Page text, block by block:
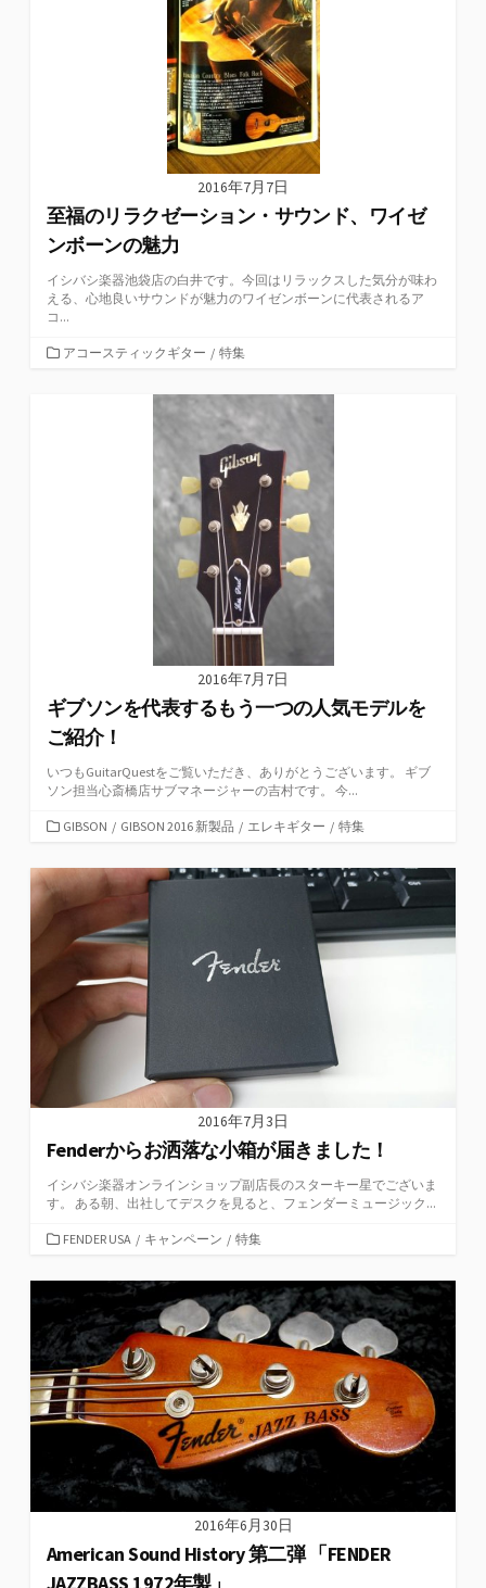
2016年7月7日
至福のリラクゼーション・サウンド、ワイゼ
ンボーンの魅力
イシバシ楽器池袋店の白井です。今回はリラックスした気分が味わ
える、心地良いサウンドが魅力のワイゼンボーンに代表されるア
コ...
カアコースティックギター / 特集
2016年7月7日
ギブソンを代表するもう一つの人気モデルを
ご紹介！
いつもGuitarQuestをご覧いただき、ありがとうございます。 ギブ
ソン担当心斎橋店サブマネージャーの吉村です。 今...
カ
ゴ
リ
ー
GIBSON / GIBSON 2016 新製品 / エレキギター / 特集
2016年7月3日
Fenderからお洒落な小箱が届きました！
イシバシ楽器オンラインショップ副店長のスターキー星でございま
す。 ある朝、出社してデスクを見ると、フェンダーミュージック...
カ
ゴ
リ
ー
FENDER USA / キャンペーン / 特集
2016年6月30日
American Sound History 第二弾 「FENDER